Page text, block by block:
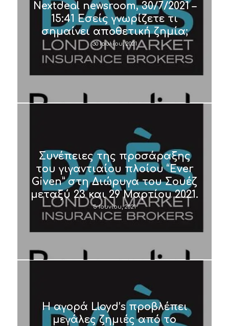
Nextdeal newsroom, 30/7/2021 –
15:41 Εσείς γνωρίζετε τι
σημαίνει αποθετική ζημία;
30 Ιουλίου, 2021
Συνέπειες της προσάραξης
του γιγαντιαίου πλοίου “Ever
Given” στη Διώρυγα του Σουέζ
μεταξύ 23 και 29 Μαρτίου 2021.
5 Ιουνίου, 2021
Η αγορά Lloyd’s προβλέπει
μεγάλες ζημιές από το